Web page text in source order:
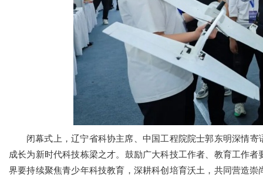
闭幕式上，辽宁省科协主席、中国工程院院士郭东明深情
成长为新时代科技栋梁之才。鼓励广大科技工作者、教育工作
界要持续聚焦青少年科技教育，深耕科创培育沃土，共同营造